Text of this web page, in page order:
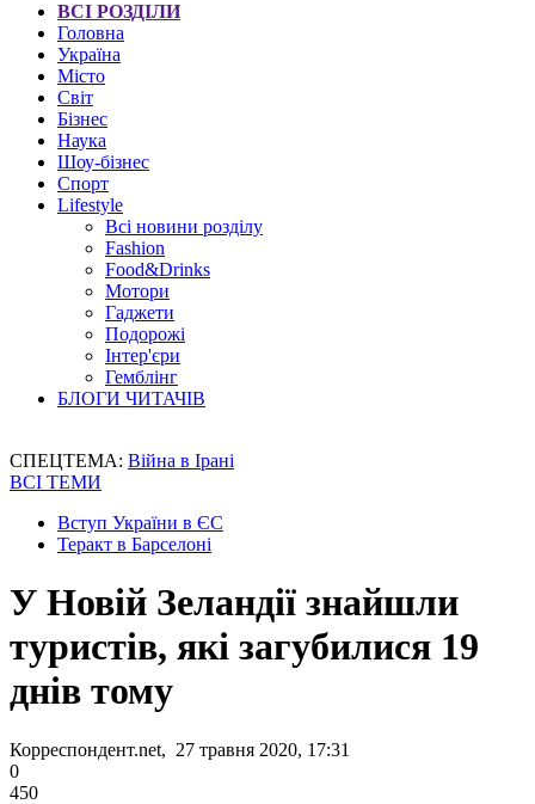
ВСІ РОЗДІЛИ
Головна
Україна
Місто
Світ
Бізнес
Наука
Шоу-бізнес
Спорт
Lifestyle
Всі новини розділу
Fashion
Food&Drinks
Мотори
Гаджети
Подорожі
Інтер'єри
Гемблінг
БЛОГИ ЧИТАЧІВ
СПЕЦТЕМА: Війна в Ірані
ВСІ ТЕМИ
Вступ України в ЄС
Теракт в Барселоні
У Новій Зеландії знайшли
туристів, які загубилися 19
днів тому
Корреспондент.net, 27 травня 2020, 17:31
0
450